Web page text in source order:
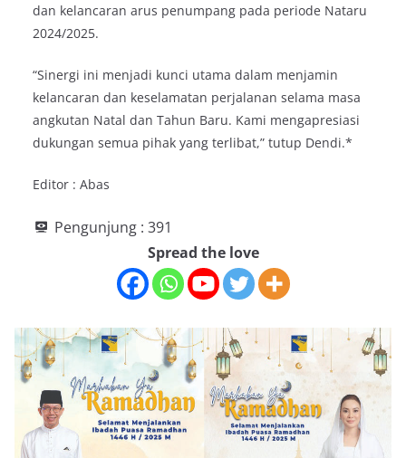
dan kelancaran arus penumpang pada periode Nataru
2024/2025.
“Sinergi ini menjadi kunci utama dalam menjamin
kelancaran dan keselamatan perjalanan selama masa
angkutan Natal dan Tahun Baru. Kami mengapresiasi
dukungan semua pihak yang terlibat,” tutup Dendi.*
Editor : Abas
Pengunjung : 391
Spread the love